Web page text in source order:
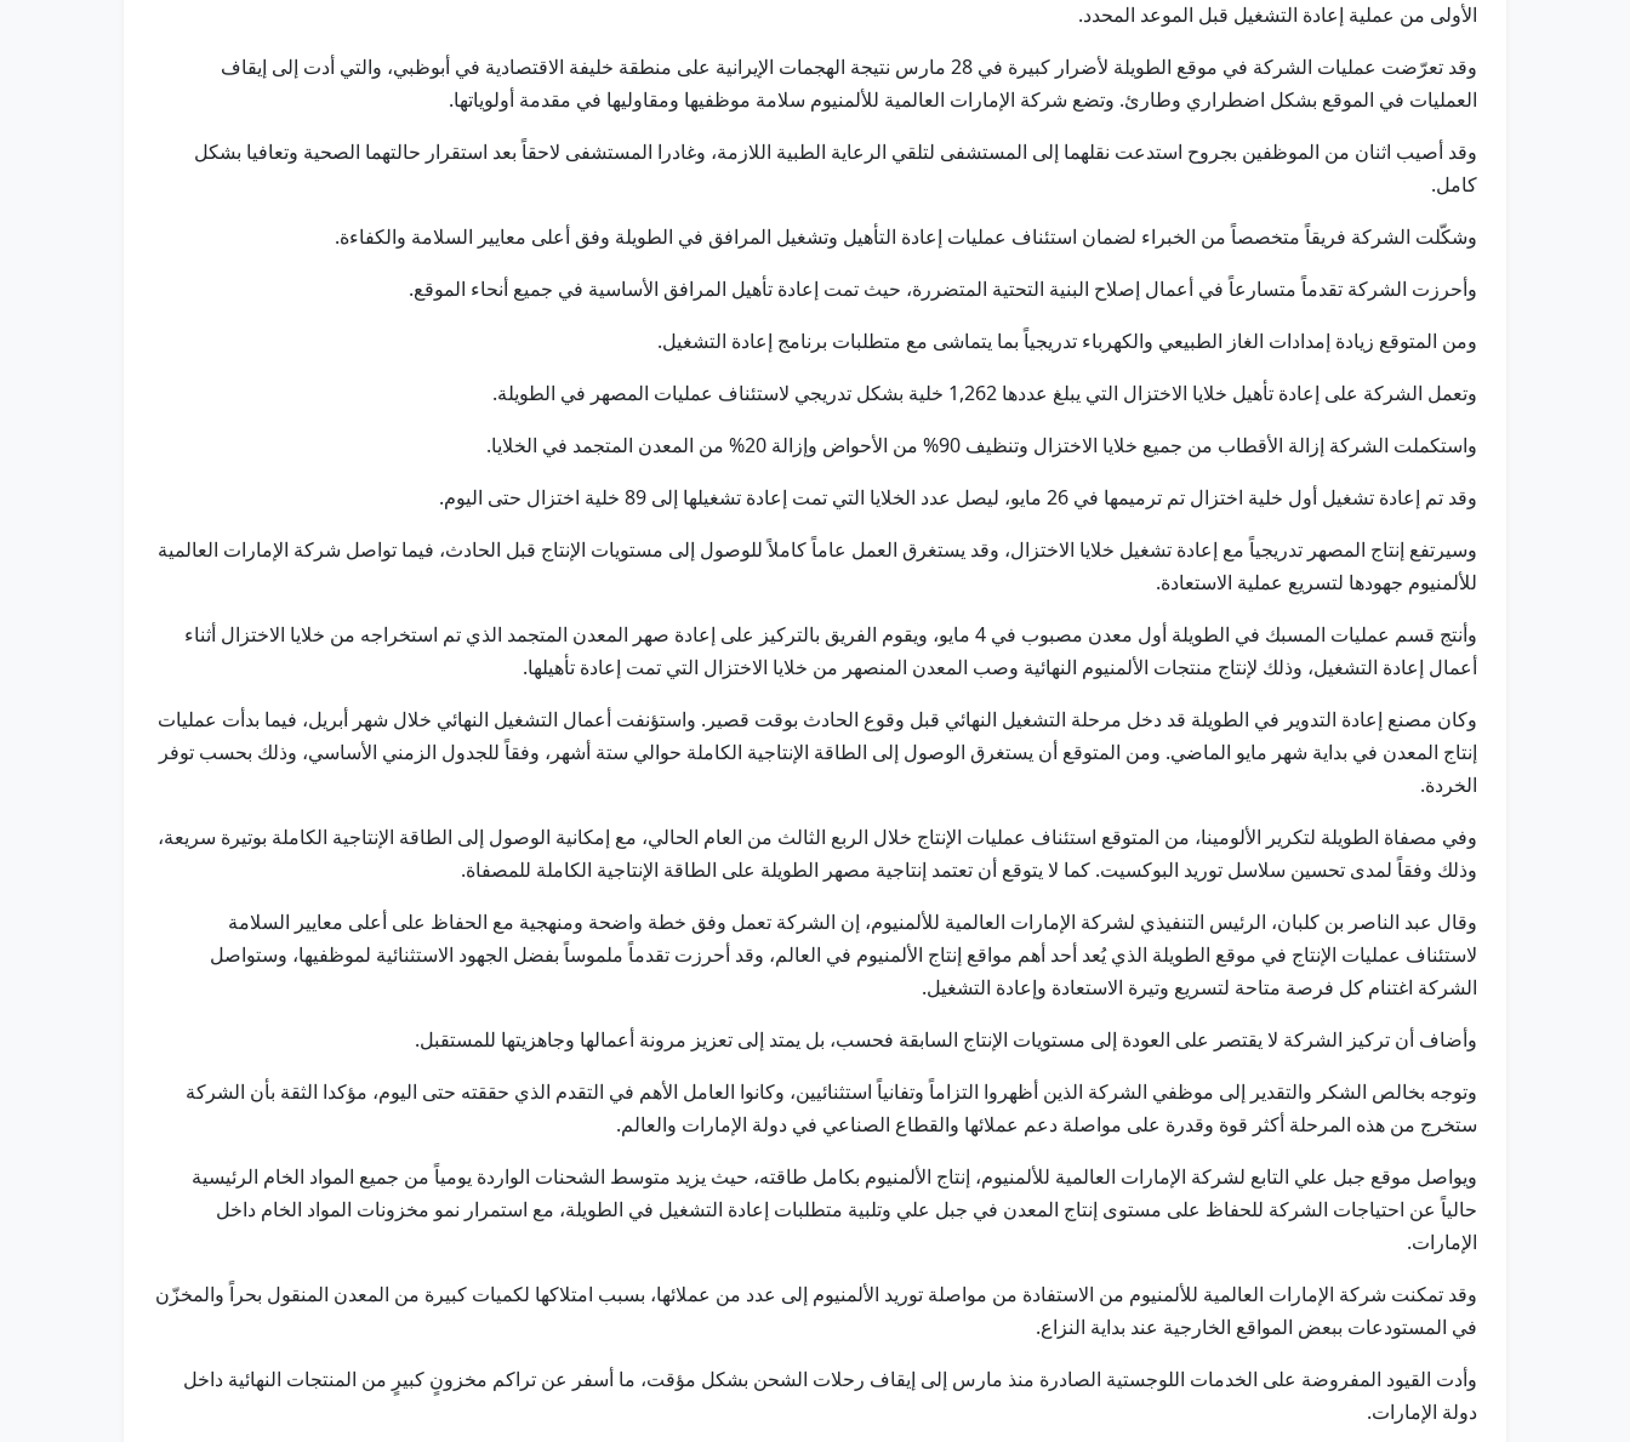
الأولى من عملية إعادة التشغيل قبل الموعد المحدد.
وقد تعرّضت عمليات الشركة في موقع الطويلة لأضرار كبيرة في 28 مارس نتيجة الهجمات الإيرانية على منطقة خليفة الاقتصادية في أبوظبي، والتي أدت إلى إيقاف
العمليات في الموقع بشكل اضطراري وطارئ. وتضع شركة الإمارات العالمية للألمنيوم سلامة موظفيها ومقاوليها في مقدمة أولوياتها.
وقد أصيب اثنان من الموظفين بجروح استدعت نقلهما إلى المستشفى لتلقي الرعاية الطبية اللازمة، وغادرا المستشفى لاحقاً بعد استقرار حالتهما الصحية وتعافيا بشكل
كامل.
وشكّلت الشركة فريقاً متخصصاً من الخبراء لضمان استئناف عمليات إعادة التأهيل وتشغيل المرافق في الطويلة وفق أعلى معايير السلامة والكفاءة.
وأحرزت الشركة تقدماً متسارعاً في أعمال إصلاح البنية التحتية المتضررة، حيث تمت إعادة تأهيل المرافق الأساسية في جميع أنحاء الموقع.
ومن المتوقع زيادة إمدادات الغاز الطبيعي والكهرباء تدريجياً بما يتماشى مع متطلبات برنامج إعادة التشغيل.
وتعمل الشركة على إعادة تأهيل خلايا الاختزال التي يبلغ عددها 1,262 خلية بشكل تدريجي لاستئناف عمليات المصهر في الطويلة.
واستكملت الشركة إزالة الأقطاب من جميع خلايا الاختزال وتنظيف 90% من الأحواض وإزالة 20% من المعدن المتجمد في الخلايا.
وقد تم إعادة تشغيل أول خلية اختزال تم ترميمها في 26 مايو، ليصل عدد الخلايا التي تمت إعادة تشغيلها إلى 89 خلية اختزال حتى اليوم.
وسيرتفع إنتاج المصهر تدريجياً مع إعادة تشغيل خلايا الاختزال، وقد يستغرق العمل عاماً كاملاً للوصول إلى مستويات الإنتاج قبل الحادث، فيما تواصل شركة الإمارات العالمية
للألمنيوم جهودها لتسريع عملية الاستعادة.
وأنتج قسم عمليات المسبك في الطويلة أول معدن مصبوب في 4 مايو، ويقوم الفريق بالتركيز على إعادة صهر المعدن المتجمد الذي تم استخراجه من خلايا الاختزال أثناء
أعمال إعادة التشغيل، وذلك لإنتاج منتجات الألمنيوم النهائية وصب المعدن المنصهر من خلايا الاختزال التي تمت إعادة تأهيلها.
وكان مصنع إعادة التدوير في الطويلة قد دخل مرحلة التشغيل النهائي قبل وقوع الحادث بوقت قصير. واستؤنفت أعمال التشغيل النهائي خلال شهر أبريل، فيما بدأت عمليات
إنتاج المعدن في بداية شهر مايو الماضي. ومن المتوقع أن يستغرق الوصول إلى الطاقة الإنتاجية الكاملة حوالي ستة أشهر، وفقاً للجدول الزمني الأساسي، وذلك بحسب توفر
الخردة.
وفي مصفاة الطويلة لتكرير الألومينا، من المتوقع استئناف عمليات الإنتاج خلال الربع الثالث من العام الحالي، مع إمكانية الوصول إلى الطاقة الإنتاجية الكاملة بوتيرة سريعة،
وذلك وفقاً لمدى تحسين سلاسل توريد البوكسيت. كما لا يتوقع أن تعتمد إنتاجية مصهر الطويلة على الطاقة الإنتاجية الكاملة للمصفاة.
وقال عبد الناصر بن كلبان، الرئيس التنفيذي لشركة الإمارات العالمية للألمنيوم، إن الشركة تعمل وفق خطة واضحة ومنهجية مع الحفاظ على أعلى معايير السلامة
لاستئناف عمليات الإنتاج في موقع الطويلة الذي يُعد أحد أهم مواقع إنتاج الألمنيوم في العالم، وقد أحرزت تقدماً ملموساً بفضل الجهود الاستثنائية لموظفيها، وستواصل
الشركة اغتنام كل فرصة متاحة لتسريع وتيرة الاستعادة وإعادة التشغيل.
وأضاف أن تركيز الشركة لا يقتصر على العودة إلى مستويات الإنتاج السابقة فحسب، بل يمتد إلى تعزيز مرونة أعمالها وجاهزيتها للمستقبل.
وتوجه بخالص الشكر والتقدير إلى موظفي الشركة الذين أظهروا التزاماً وتفانياً استثنائيين، وكانوا العامل الأهم في التقدم الذي حققته حتى اليوم، مؤكدا الثقة بأن الشركة
ستخرج من هذه المرحلة أكثر قوة وقدرة على مواصلة دعم عملائها والقطاع الصناعي في دولة الإمارات والعالم.
ويواصل موقع جبل علي التابع لشركة الإمارات العالمية للألمنيوم، إنتاج الألمنيوم بكامل طاقته، حيث يزيد متوسط الشحنات الواردة يومياً من جميع المواد الخام الرئيسية
حالياً عن احتياجات الشركة للحفاظ على مستوى إنتاج المعدن في جبل علي وتلبية متطلبات إعادة التشغيل في الطويلة، مع استمرار نمو مخزونات المواد الخام داخل
الإمارات.
وقد تمكنت شركة الإمارات العالمية للألمنيوم من الاستفادة من مواصلة توريد الألمنيوم إلى عدد من عملائها، بسبب امتلاكها لكميات كبيرة من المعدن المنقول بحراً والمخزّن
في المستودعات ببعض المواقع الخارجية عند بداية النزاع.
وأدت القيود المفروضة على الخدمات اللوجستية الصادرة منذ مارس إلى إيقاف رحلات الشحن بشكل مؤقت، ما أسفر عن تراكم مخزونٍ كبيرٍ من المنتجات النهائية داخل
دولة الإمارات.